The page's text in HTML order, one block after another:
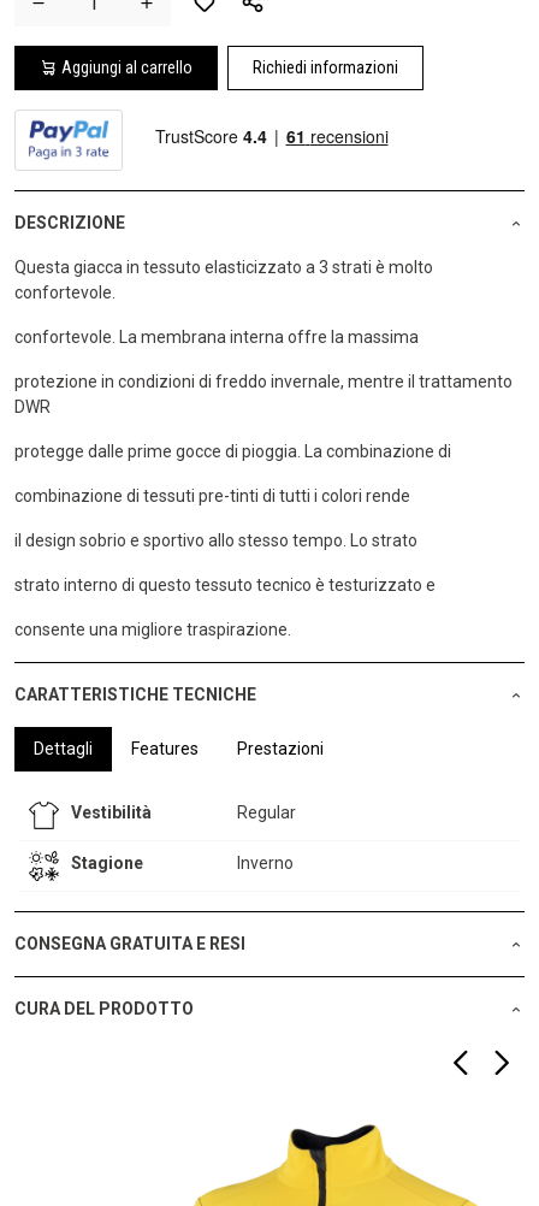
Aggiungi al carrello Richiedi informazioni
DESCRIZIONE
Questa giacca in tessuto elasticizzato a 3 strati è molto
confortevole.
confortevole. La membrana interna offre la massima
protezione in condizioni di freddo invernale, mentre il trattamento
DWR
protegge dalle prime gocce di pioggia. La combinazione di
combinazione di tessuti pre-tinti di tutti i colori rende
il design sobrio e sportivo allo stesso tempo. Lo strato
strato interno di questo tessuto tecnico è testurizzato e
consente una migliore traspirazione.
CARATTERISTICHE TECNICHE
Dettagli Features Prestazioni
Vestibilità Regular
Stagione Inverno
CONSEGNA GRATUITA E RESI
CURA DEL PRODOTTO